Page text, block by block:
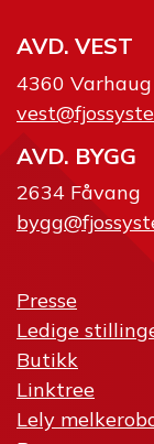
AVD. VEST
4360 Varhaug
AVD. BYGG
2634 Fåvang
Presse
Ledige
Butikk
Linktree
Lely